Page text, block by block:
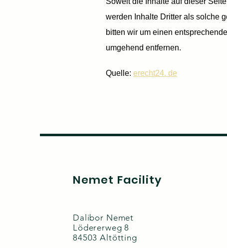
werden Inhalte Dritter als solche
bitten wir um einen
umgehend entfernen.
Quelle: erecht24. de
Nemet Facility
Dalibor Nemet
Lödererweg 8
84503 Altötting